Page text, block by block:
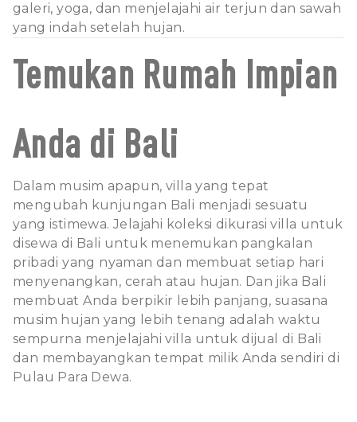
galeri, yoga, dan menjelajahi air terjun dan sawah
yang indah setelah hujan.
Temukan Rumah Impian
Anda di Bali
Dalam musim apapun, villa yang tepat
mengubah kunjungan Bali menjadi sesuatu
yang istimewa. Jelajahi koleksi dikurasivilla untuk
disewa di Bali untuk menemukan pangkalan
pribadi yang nyaman dan membuat setiap hari
menyenangkan, cerah atau hujan. Dan jika Bali
membuat Anda berpikir lebih panjang, suasana
musim hujan yang lebih tenang adalah waktu
sempurna menjelajahivilla untuk dijual di Bali
dan membayangkan tempat milik Anda sendiri di
Pulau Para Dewa.